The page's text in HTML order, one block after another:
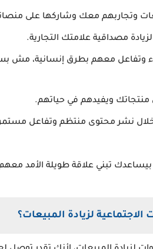
وتجاربهم معك وشاركها على
مصداقية علامتك التجارية.
وتفاعل معهم بطرق إنسانية، مش
ويفيدهم في حياتهم.
نشر محتوى منتظم وتفاعل
بيساعدك تبني علاقة طويلة الأمد
لزيادة المبيعات؟